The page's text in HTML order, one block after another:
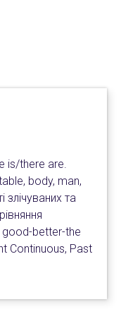
is/there are.
body, man,
злічуваних та
good-better-the
Continuous, Past